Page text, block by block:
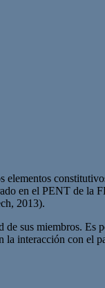
en el PENT de la
2013).
sus miembros. Es
interacción con el